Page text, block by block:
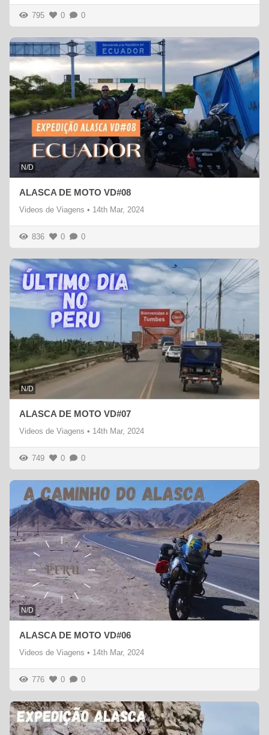
795 0 0
N/D
ALASCA DE MOTO VD#08
Videos de Viagens • 14th Mar, 2024
836 0 0
N/D
ALASCA DE MOTO VD#07
Videos de Viagens • 14th Mar, 2024
749 0 0
N/D
ALASCA DE MOTO VD#06
Videos de Viagens • 14th Mar, 2024
776 0 0